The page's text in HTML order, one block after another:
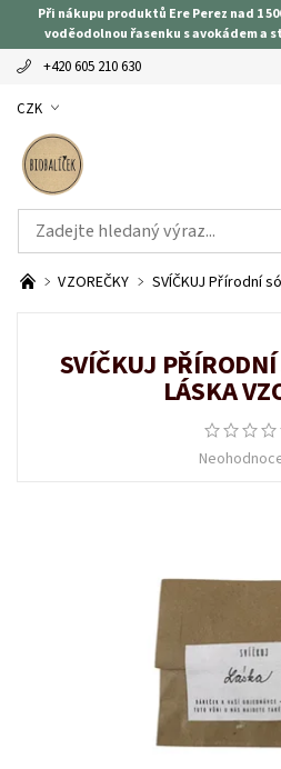
Při nákupu produktů Ere Perez nad 1
voděodolnou řasenku s avokádem a
+420 605 210 630
CZK
VZOREČKY SVÍČKUJ Přírodní
SVÍČKUJ
LÁSKA